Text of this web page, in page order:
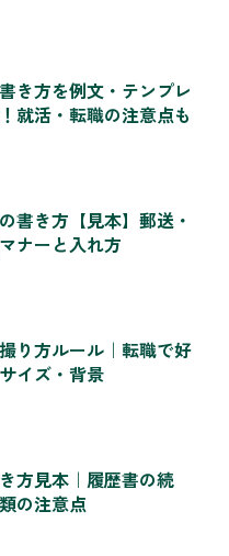
き方を例文・テンプレ
就活・転職の注意点も
書き方【見本】郵送・
ナーと入れ方
り方ルール｜転職で好
イズ・背景
方見本｜履歴書の続
の注意点